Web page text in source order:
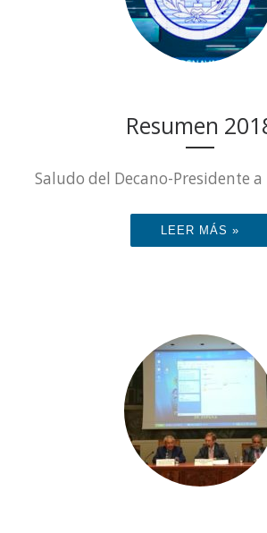
Resumen
Saludo del Decano-Presidente a
LEER MÁS »